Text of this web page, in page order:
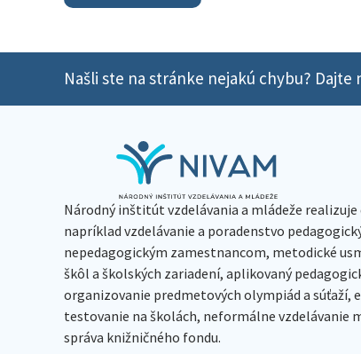
Našli ste na stránke nejakú chybu? Dajte
Národný inštitút vzdelávania a mládeže
napríklad vzdelávanie a poradenstvo
nepedagogickým zamestnancom, metodické
škôl a školských zariadení, aplikovaný
organizovanie predmetových olympiád a súťaží,
testovanie na školách, neformálne vzdelávanie
správa knižničného fondu.